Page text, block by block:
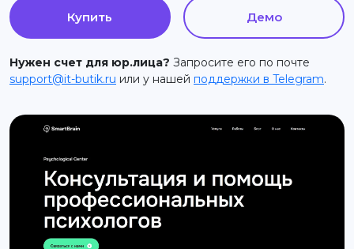
КонтактыКупить Демо
Нужен счет для юр.лица? Запросите его по почте
support@it-butik.ru или у нашей поддержки в Telegram.